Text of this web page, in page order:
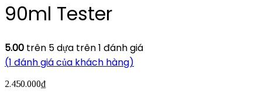
90ml Tester
5.00 trên 5 dựa trên1 đánh giá
(1 đánh giá của khách hàng)
2.450.000₫